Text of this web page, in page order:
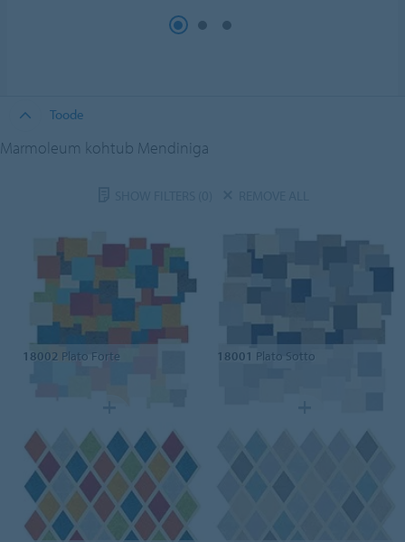
Toode
Marmoleum kohtub Mendiniga
18002 Plato Forte 18001 Plato Sotto